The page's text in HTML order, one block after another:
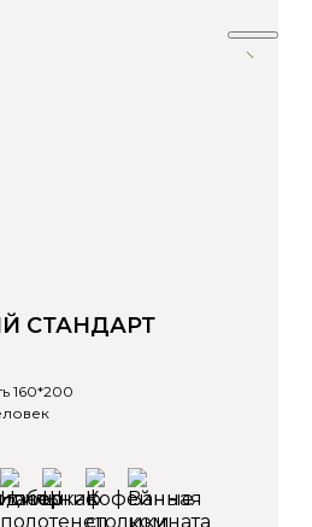
СТАНДАРТ
160*200